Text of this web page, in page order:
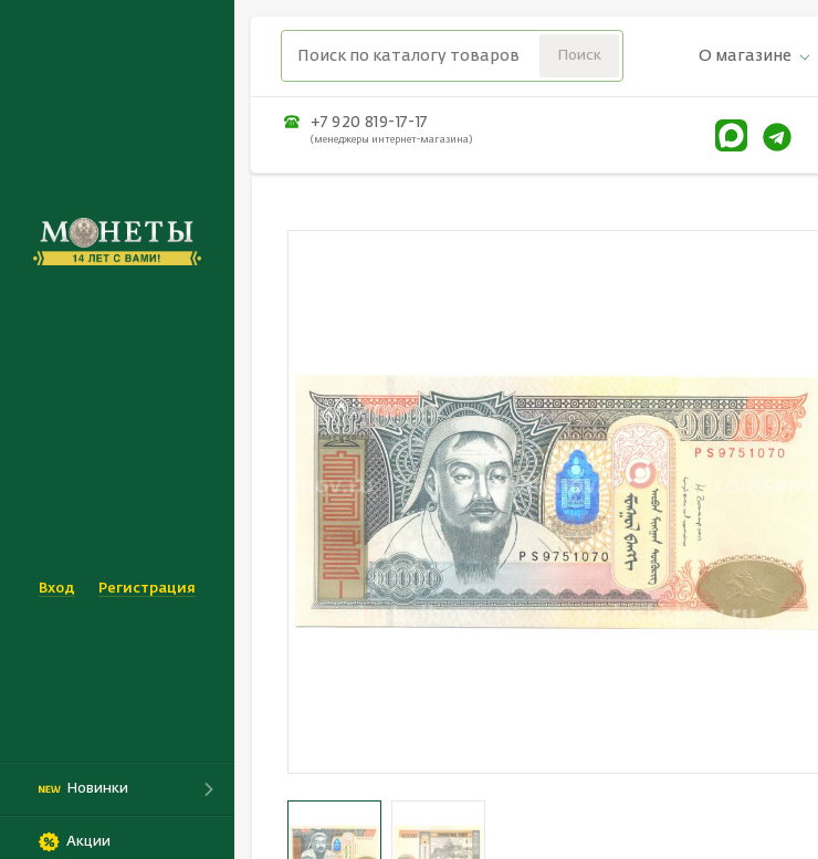
Вход Регистрация
Новинки
Акции
О магазине
+7 920 819-17-17
(менеджеры интернет-магазина)